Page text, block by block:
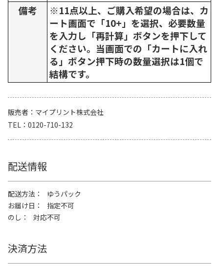
備考
※11点以上、ご購入希望の場合は、カ
ート画面で「10+」を選択、必要数量
を入力し「再計算」ボタンを押下して
ください。当画面での「カートに入れ
る」ボタン押下時の数量選択は1個で
結構です。
販売者
マイプリント株式会社
TEL
0120-710-132
配送情報
配送方法
ゆうパック
お届け日
指定不可
のし
対応不可
決済方法